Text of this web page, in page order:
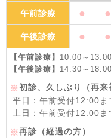
午前診療 ● ●
午後診療 ● ●
【午前診療】 10:00～
【午後診療】 14:30～
※初診、久しぶり（再
平日：午前受付12:00
土日：午前受付12:00
※再診（経過の方）